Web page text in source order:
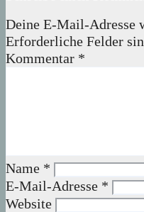
Deine E-Mail-Adresse
Erforderliche Felder
Kommentar *
Name *
E-Mail-Adresse *
Website